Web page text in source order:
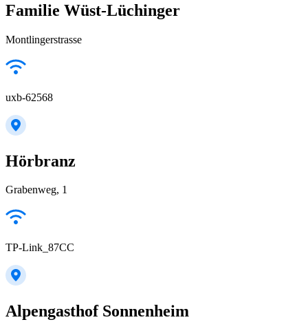
Familie Wüst-Lüchinger
Montlingerstrasse
uxb-62568
Hörbranz
Grabenweg, 1
TP-Link_87CC
Alpengasthof Sonnenheim